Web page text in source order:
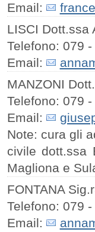
Email:
LISCI Dott.ssa
Telefono: 079
Email:
MANZONI
Telefono: 079
Email:
Note: cura gli
civile dott.ssa
Magliona e
FONTANA
Telefono: 079
Email: